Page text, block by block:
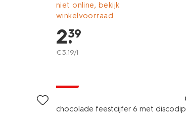
niet online, bekijk
winkelvoorraad
2.
39
€3.19/l
chocolade feestcijfer 6 met discodip